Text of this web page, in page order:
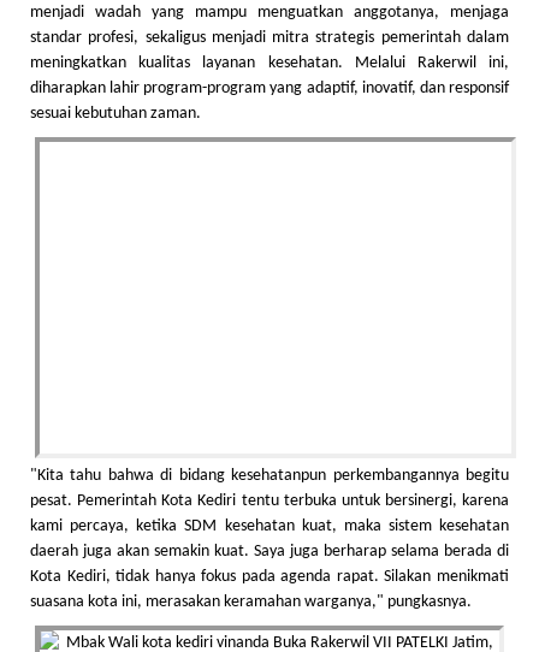
menjadi wadah yang mampu menguatkan anggotanya, menjaga
standar profesi, sekaligus menjadi mitra strategis pemerintah dalam
meningkatkan kualitas layanan kesehatan. Melalui Rakerwil ini,
diharapkan lahir program-program yang adaptif, inovatif, dan responsif
sesuai kebutuhan zaman.
"Kita tahu bahwa di bidang kesehatanpun perkembangannya begitu
pesat. Pemerintah Kota Kediri tentu terbuka untuk bersinergi, karena
kami percaya, ketika SDM kesehatan kuat, maka sistem kesehatan
daerah juga akan semakin kuat. Saya juga berharap selama berada di
Kota Kediri, tidak hanya fokus pada agenda rapat. Silakan menikmati
suasana kota ini, merasakan keramahan warganya," pungkasnya.